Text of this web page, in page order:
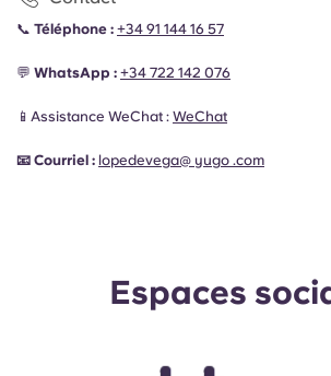
📞 Téléphone : +34 91 144 16 57
💬 WhatsApp : +34 722 142 076
📱Assistance WeChat : WeChat
📧 Courriel : lopedevega@ yugo .com
Espaces